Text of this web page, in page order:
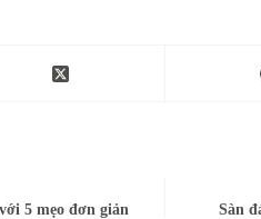
5 mẹo đơn giản Sàn